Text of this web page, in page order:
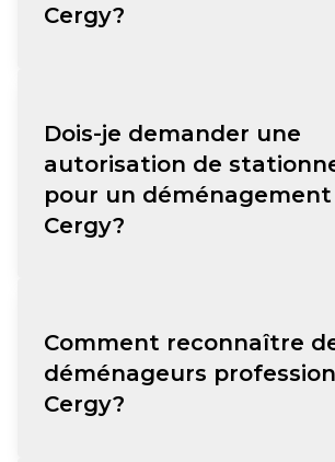
Cergy?
Dois-je demander une
autorisation de
pour un déménagement
Cergy?
Comment reconnaître
déménageurs
Cergy?